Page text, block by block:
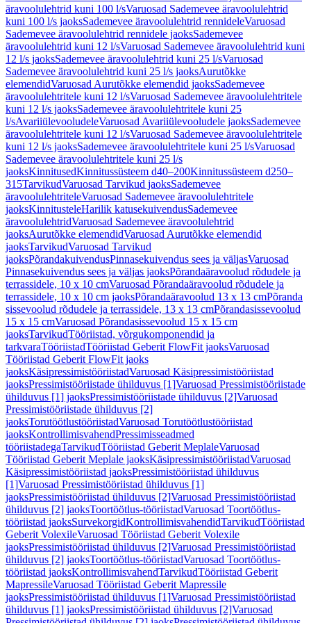
äravoolulehtrid kuni 100 l/sVaruosad Sademevee äravoolulehtrid
kuni 100 l/s jaoksSademevee äravoolulehtrid rennideleVaruosad
Sademevee äravoolulehtrid rennidele jaoksSademevee
äravoolulehtrid kuni 12 l/sVaruosad Sademevee äravoolulehtrid kuni
12 l/s jaoksSademevee äravoolulehtrid kuni 25 l/sVaruosad
Sademevee äravoolulehtrid kuni 25 l/s jaoksAurutõkke
elemendidVaruosad Aurutõkke elemendid jaoksSademevee
äravoolulehtritele kuni 12 l/sVaruosad Sademevee äravoolulehtritele
kuni 12 l/s jaoksSademevee äravoolulehtritele kuni 25
l/sAvariiülevooludeleVaruosad Avariiülevooludele jaoksSademevee
äravoolulehtritele kuni 12 l/sVaruosad Sademevee äravoolulehtritele
kuni 12 l/s jaoksSademevee äravoolulehtritele kuni 25 l/sVaruosad
Sademevee äravoolulehtritele kuni 25 l/s
jaoksKinnitusedKinnitussüsteem d40–200Kinnitussüsteem d250–
315TarvikudVaruosad Tarvikud jaoksSademevee
äravoolulehtriteleVaruosad Sademevee äravoolulehtritele
jaoksKinnitusteleHarilik katusekuivendusSademevee
äravoolulehtridVaruosad Sademevee äravoolulehtrid
jaoksAurutõkke elemendidVaruosad Aurutõkke elemendid
jaoksTarvikudVaruosad Tarvikud
jaoksPõrandakuivendusPinnasekuivendus sees ja väljasVaruosad
Pinnasekuivendus sees ja väljas jaoksPõrandaäravoolud rõdudele ja
terrassidele, 10 x 10 cmVaruosad Põrandaäravoolud rõdudele ja
terrassidele, 10 x 10 cm jaoksPõrandaäravoolud 13 x 13 cmPõranda
sissevoolud rõdudele ja terrassidele, 13 x 13 cmPõrandasissevoolud
15 x 15 cmVaruosad Põrandasissevoolud 15 x 15 cm
jaoksTarvikudTööriistad, võrgukomponendid ja
tarkvaraTööriistadTööriistad Geberit FlowFit jaoksVaruosad
Tööriistad Geberit FlowFit jaoks
jaoksKäsipressimistööriistadVaruosad Käsipressimistööriistad
jaoksPressimistööriistade ühilduvus [1]Varuosad Pressimistööriistade
ühilduvus [1] jaoksPressimistööriistade ühilduvus [2]Varuosad
Pressimistööriistade ühilduvus [2]
jaoksTorutöötlustööriistadVaruosad Torutöötlustööriistad
jaoksKontrollimisvahendPressimisseadmed
tööriistadegaTarvikudTööriistad Geberit MeplaleVaruosad
Tööriistad Geberit Meplale jaoksKäsipressimistööriistadVaruosad
Käsipressimistööriistad jaoksPressimistööriistad ühilduvus
[1]Varuosad Pressimistööriistad ühilduvus [1]
jaoksPressimistööriistad ühilduvus [2]Varuosad Pressimistööriistad
ühilduvus [2] jaoksToortöötlus-tööriistadVaruosad Toortöötlus-
tööriistad jaoksSurvekorgidKontrollimisvahendidTarvikudTööriistad
Geberit VolexileVaruosad Tööriistad Geberit Volexile
jaoksPressimistööriistad ühilduvus [2]Varuosad Pressimistööriistad
ühilduvus [2] jaoksToortöötlus-tööriistadVaruosad Toortöötlus-
tööriistad jaoksKontrollimisvahendTarvikudTööriistad Geberit
MapressileVaruosad Tööriistad Geberit Mapressile
jaoksPressimistööriistad ühilduvus [1]Varuosad Pressimistööriistad
ühilduvus [1] jaoksPressimistööriistad ühilduvus [2]Varuosad